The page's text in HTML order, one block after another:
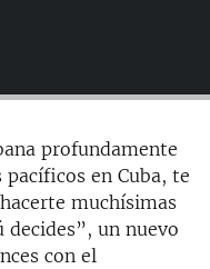
profundamente
en Cuba, te
muchísimas
un nuevo
con el